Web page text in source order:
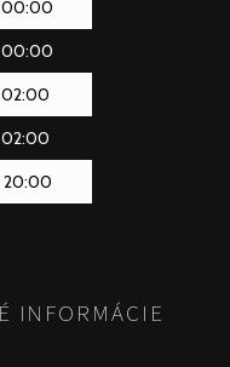
00:00
00:00
20:00
INFORMÁCIE